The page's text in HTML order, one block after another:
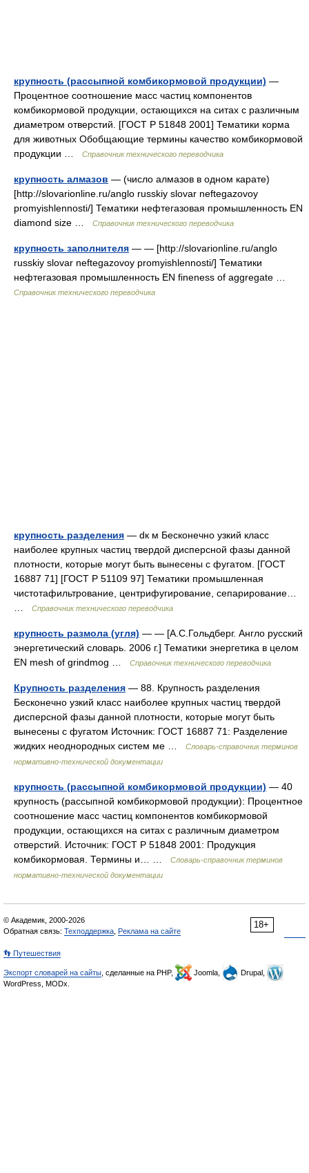
крупность (рассыпной комбикормовой продукции) —
Процентное соотношение масс частиц компонентов
комбикормовой продукции, остающихся на ситах с различным
диаметром отверстий. [ГОСТ Р 51848 2001] Тематики корма
для животных Обобщающие термины качество комбикормовой
продукции …
Справочник технического переводчика
крупность алмазов — (число алмазов в одном карате)
[http://slovarionline.ru/anglo russkiy slovar neftegazovoy
promyishlennosti/] Тематики нефтегазовая промышленность EN
diamond size …
Справочник технического переводчика
крупность заполнителя — — [http://slovarionline.ru/anglo
russkiy slovar neftegazovoy promyishlennosti/] Тематики
нефтегазовая промышленность EN fineness of aggregate …
Справочник технического переводчика
крупность разделения — dк м Бесконечно узкий класс
наиболее крупных частиц твердой дисперсной фазы данной
плотности, которые могут быть вынесены с фугатом. [ГОСТ
16887 71] [ГОСТ Р 51109 97] Тематики промышленная
чистотафильтрование, центрифугирование, сепарирование…
Справочник технического переводчика
крупность размола (угля) — — [А.С.Гольдберг. Англо русский
энергетический словарь. 2006 г.] Тематики энергетика в целом
EN mesh of grindmog …
Справочник технического переводчика
Крупность разделения — 88. Крупность разделения
Бесконечно узкий класс наиболее крупных частиц твердой
дисперсной фазы данной плотности, которые могут быть
вынесены с фугатом Источник: ГОСТ 16887 71: Разделение
жидких неоднородных систем ме …
Словарь-справочник терминов
нормативно-технической документации
крупность (рассыпной комбикормовой продукции) — 40
крупность (рассыпной комбикормовой продукции): Процентное
соотношение масс частиц компонентов комбикормовой
продукции, остающихся на ситах с различным диаметром
отверстий. Источник: ГОСТ Р 51848 2001: Продукция
комбикормовая. Термины и… …
Словарь-справочник терминов
нормативно-технической документации
18+
© Академик, 2000-2026
Обратная связь: Техподдержка Реклама на сайте
👣 Путешествия
Экспорт словарей на сайты , сделанные на PHP, Joomla,
Drupal,
WordPress, MODx.